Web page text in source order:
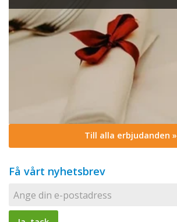
Till alla erbjudanden »
Få vårt nyhetsbrev